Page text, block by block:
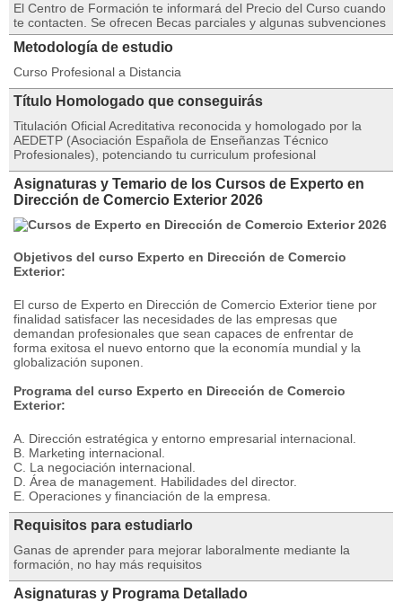
El Centro de Formación te informará del Precio del Curso cuando
te contacten. Se ofrecen Becas parciales y algunas subvenciones
Metodología de estudio
Curso Profesional a Distancia
Título Homologado que conseguirás
Titulación Oficial Acreditativa reconocida y homologado por la
AEDETP (Asociación Española de Enseñanzas Técnico
Profesionales), potenciando tu curriculum profesional
Asignaturas y Temario de los Cursos de Experto en
Dirección de Comercio Exterior 2026
Objetivos del curso Experto en Dirección de Comercio
Exterior:
El curso de Experto en Dirección de Comercio Exterior tiene por
finalidad satisfacer las necesidades de las empresas que
demandan profesionales que sean capaces de enfrentar de
forma exitosa el nuevo entorno que la economía mundial y la
globalización suponen.
Programa del curso Experto en Dirección de Comercio
Exterior:
A. Dirección estratégica y entorno empresarial internacional.
B. Marketing internacional.
C. La negociación internacional.
D. Área de management. Habilidades del director.
E. Operaciones y financiación de la empresa.
Requisitos para estudiarlo
Ganas de aprender para mejorar laboralmente mediante la
formación, no hay más requisitos
Asignaturas y Programa Detallado